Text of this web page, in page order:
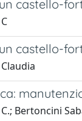
castello-
castello-
Bertoncini